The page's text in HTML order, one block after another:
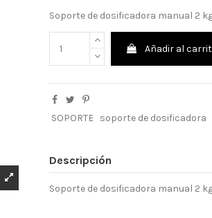
Soporte de dosificadora manual 2
Añadir al
SOPORTE soporte de dosificadora
Descripción
Soporte de dosificadora manual 2